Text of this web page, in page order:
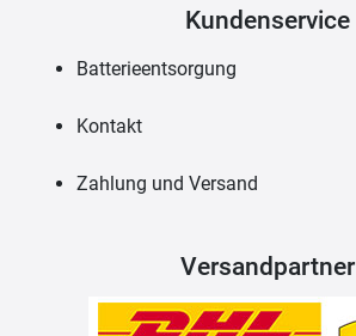
Kundenservice
Batterieentsorgung
Kontakt
Zahlung und Versand
Versandpartner